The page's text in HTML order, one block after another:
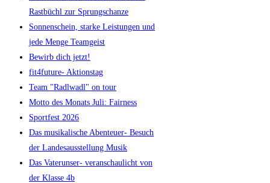
Rastbüchl zur Sprungschanze
Sonnenschein, starke Leistungen und
jede Menge Teamgeist
Bewirb dich jetzt!
fit4future- Aktionstag
Team "Radlwadl" on tour
Motto des Monats Juli: Fairness
Sportfest 2026
Das musikalische Abenteuer- Besuch
der Landesausstellung Musik
Das Vaterunser- veranschaulicht von
der Klasse 4b